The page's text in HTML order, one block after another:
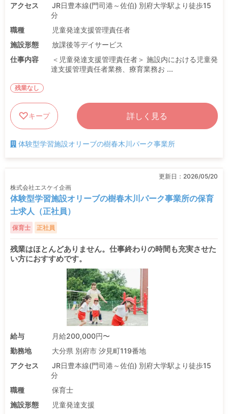
アクセス
JR日豊本線(門司港～佐伯) 別府大学駅より徒歩15
分
職種
児童発達支援管理責任者
施設形態
放課後等デイサービス
仕事内容
＜児童発達支援管理責任者＞ 施設内における児童発
達支援管理責任者業務、療育業務お ...
残業なし
キープ 詳しく見る
体験型学習施設オリーブの樹春木川パーク事業所
更新日： 2026/05/20
株式会社エスケイ企画
体験型学習施設オリーブの樹春木川パーク事業所の保育
士求人（正社員）
保育士 正社員
残業はほとんどありません。仕事終わりの時間も充実させた
い方におすすめです。
給与
月給200,000円〜
勤務地
大分県 別府市 汐見町119番地
アクセス
JR日豊本線(門司港～佐伯) 別府大学駅より徒歩15
分
職種
保育士
施設形態
児童発達支援